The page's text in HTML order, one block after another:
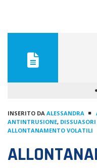
INSERITO DA ALESSANDRA
ANTINTRUSIONE,
ALLONTANAMENTO VOLATILI